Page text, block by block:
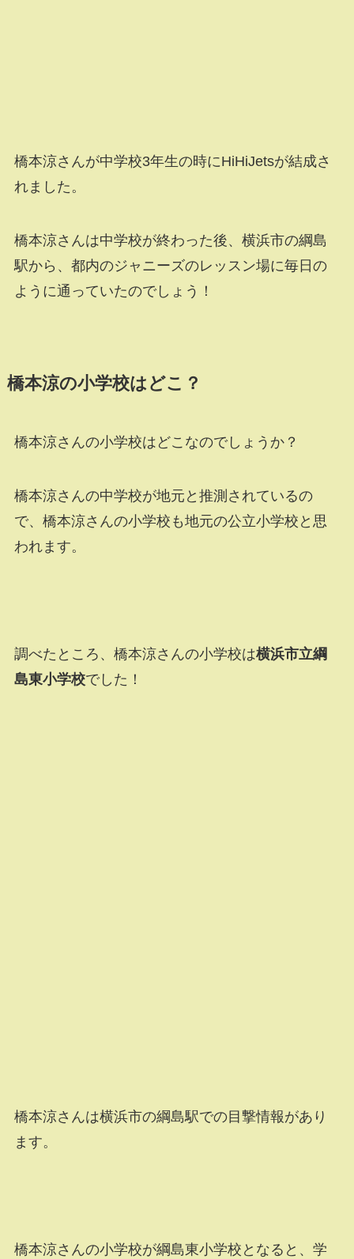
橋本涼さんが中学校3年生の時にHiHiJetsが結成さ
れました。
橋本涼さんは中学校が終わった後、横浜市の綱島
駅から、都内のジャニーズのレッスン場に毎日の
ように通っていたのでしょう！
橋本涼の小学校はどこ？
橋本涼さんの小学校はどこなのでしょうか？
橋本涼さんの中学校が地元と推測されているの
で、橋本涼さんの小学校も地元の公立小学校と思
われます。
調べたところ、橋本涼さんの小学校は横浜市立綱
島東小学校でした！
橋本涼さんは横浜市の綱島駅での目撃情報があり
ます。
橋本涼さんの小学校が綱島東小学校となると、学